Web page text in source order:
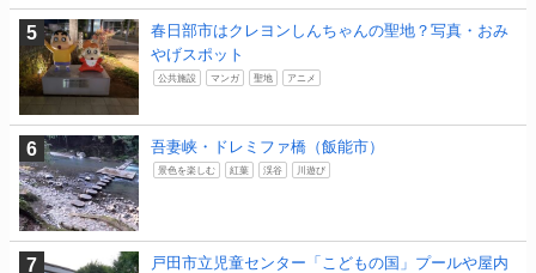
春日部市はクレヨンしんちゃんの聖地？写真・おみ
やげスポット
公共施設 マンガ 聖地 アニメ
吾妻峡・ドレミファ橋（飯能市）
景色を楽しむ 紅葉 渓谷 川遊び
戸田市立児童センター「こどもの国」プールや屋内